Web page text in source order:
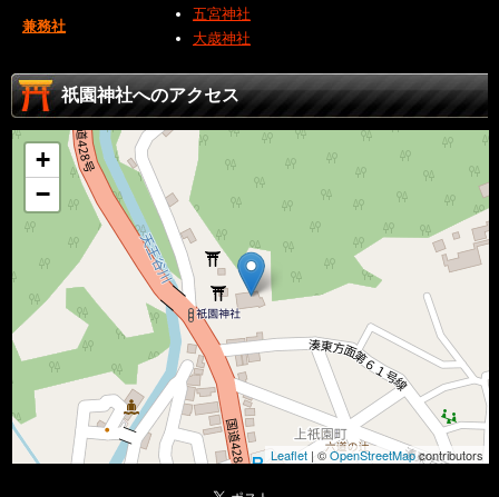
兼務社
五宮神社
大歳神社
祇園神社へのアクセス
+
−
Leaflet | ©OpenStreetMapcontributors